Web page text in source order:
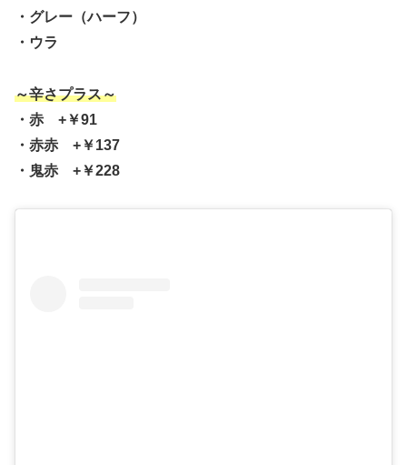
・グレー（ハーフ）
・ウラ
～辛さプラス～
・赤 +￥91
・赤赤 +￥137
・鬼赤 +￥228